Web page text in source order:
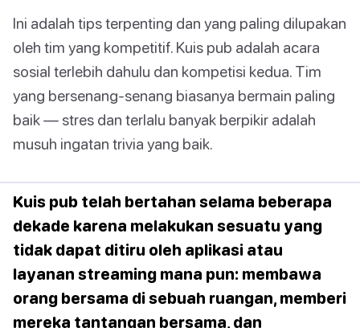
Ini adalah tips terpenting dan yang paling dilupakan
oleh tim yang kompetitif. Kuis pub adalah acara
sosial terlebih dahulu dan kompetisi kedua. Tim
yang bersenang-senang biasanya bermain paling
baik — stres dan terlalu banyak berpikir adalah
musuh ingatan trivia yang baik.
Kuis pub telah bertahan selama beberapa
dekade karena melakukan sesuatu yang
tidak dapat ditiru oleh aplikasi atau
layanan streaming mana pun: membawa
orang bersama di sebuah ruangan, memberi
mereka tantangan bersama, dan